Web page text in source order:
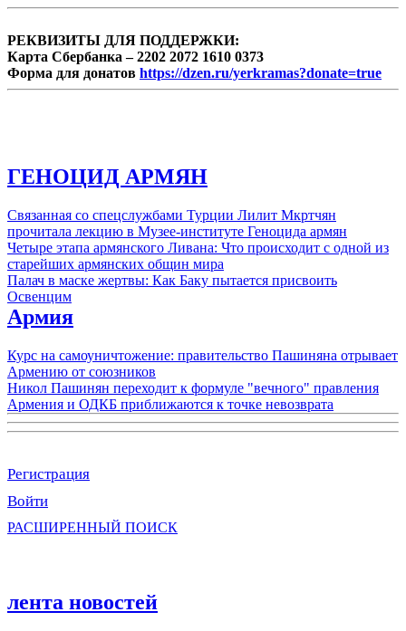
РЕКВИЗИТЫ ДЛЯ ПОДДЕРЖКИ:
Карта Сбербанка – 2202 2072 1610 0373
Форма для донатов https://dzen.ru/yerkramas?donate=true
ГЕНОЦИД АРМЯН
Связанная со спецслужбами Турции Лилит Мкртчян
прочитала лекцию в Музее-институте Геноцида армян
Четыре этапа армянского Ливана: Что происходит с одной из
старейших армянских общин мира
Палач в маске жертвы: Как Баку пытается присвоить
Освенцим
Армия
Курс на самоуничтожение: правительство Пашиняна отрывает
Армению от союзников
Никол Пашинян переходит к формуле "вечного" правления
Армения и ОДКБ приближаются к точке невозврата
Регистрация
Войти
РАСШИРЕННЫЙ ПОИСК
лента новостей